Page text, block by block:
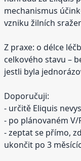
mechanismus
vzniku žilních
Z praxe: o délce
celkového stavu –
jestli byla
Doporučuji:
- určitě Eliquis
- po plánovaném
- zeptat se přímo,
ukončit po 3